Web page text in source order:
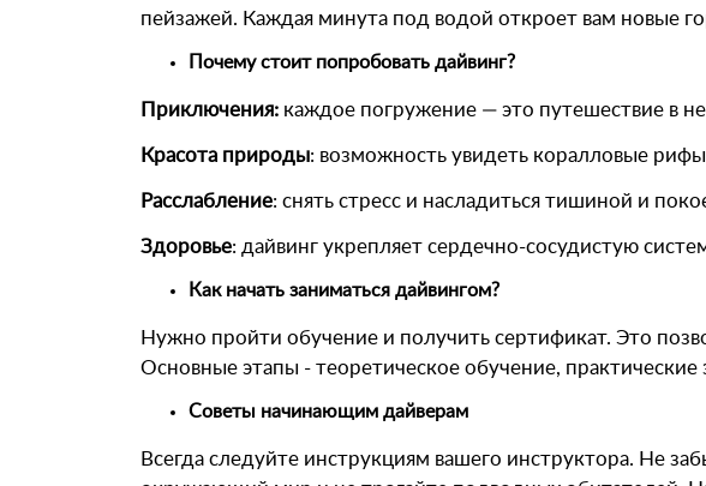
пейзажей. Каждая минута под водой откроет вам новые
Почему стоит попробовать дайвинг?
Приключения: каждое погружение — это путешествие в
Красота природы: возможность увидеть коралловые
Расслабление: снять стресс и насладиться тишиной и
Здоровье: дайвинг укрепляет сердечно-сосудистую
Как начать заниматься дайвингом?
Нужно пройти обучение и получить сертификат. Это
Основные этапы - теоретическое обучение,
Советы начинающим дайверам
Всегда следуйте инструкциям вашего инструктора. Не